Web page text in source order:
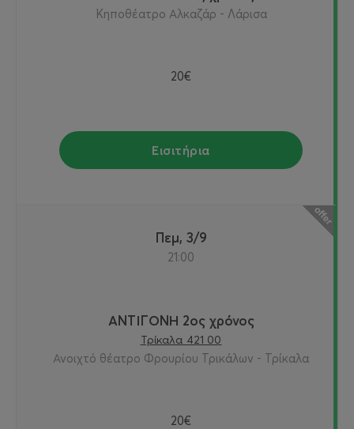
Κηποθέατρο Αλκαζάρ - Λάρισα
20€
Εισιτήρια
Πεμ, 3/9
21:00
ΑΝΤΙΓΟΝΗ 2ος χρόνος
Τρίκαλα 421 00
Ανοιχτό θέατρο Φρουρίου Τρικάλων - Τρίκαλα
20€